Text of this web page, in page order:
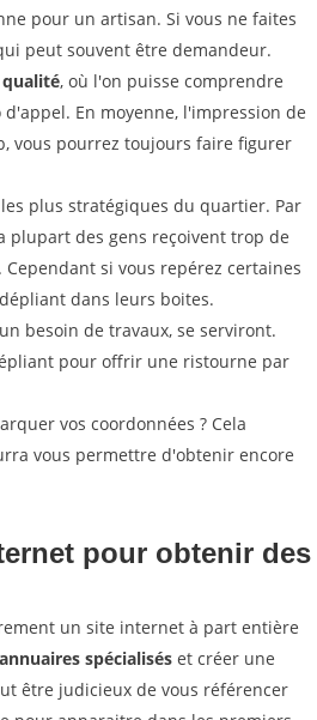
pour un artisan. Si vous ne faites
peut souvent être demandeur.
, où l'on puisse comprendre
En moyenne, l'impression de
vous pourrez toujours faire figurer
plus stratégiques du quartier. Par
plupart des gens reçoivent trop de
si vous repérez certaines
dans leurs boites.
besoin de travaux, se serviront.
pour offrir une ristourne par
vos coordonnées ? Cela
vous permettre d'obtenir encore
pour obtenir des
un site internet à part entière
annuaires spécialisés et créer une
être judicieux de vous référencer